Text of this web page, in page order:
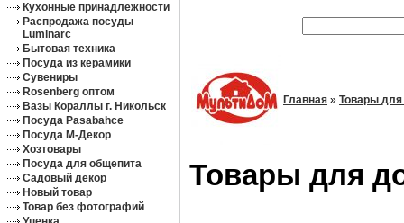
Кухонные принадлежности
Распродажа посуды
Luminarc
Бытовая техника
Посуда из керамики
Сувениры
Rosenberg оптом
Вазы Кораллы г. Никольск
Посуда Pasabahce
Посуда М-Декор
Хозтовары
Посуда для общепита
Садовый декор
Новый товар
Товар без фотографий
Главная » Товары
Товары для